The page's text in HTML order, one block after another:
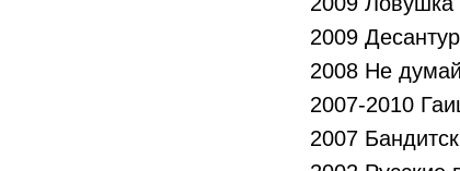
2009
2008 Не
2007-2010
2007